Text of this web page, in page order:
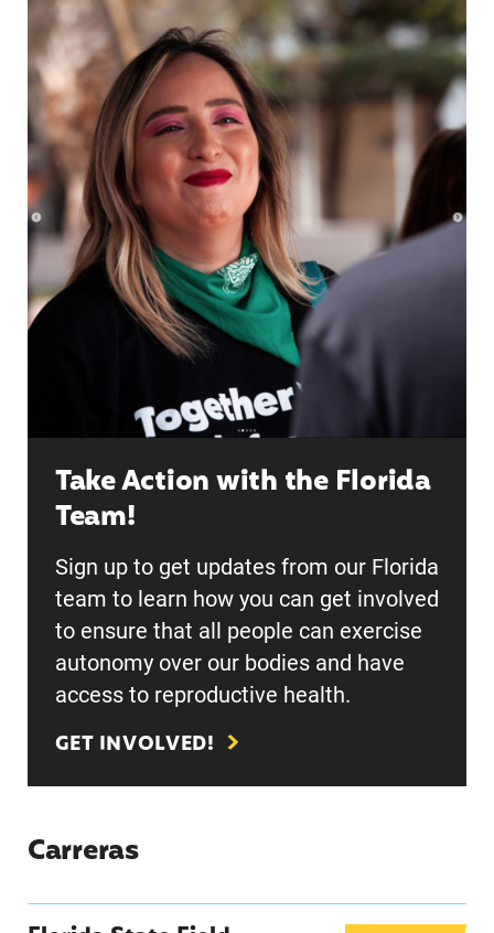
Take Action with the Florida Team!
Take Action with the Florida
Team!
Sign up to get updates from our Florida
team to learn how you can get involved
to ensure that all people can exercise
autonomy over our bodies and have
access to reproductive health.
GET INVOLVED!
Carreras